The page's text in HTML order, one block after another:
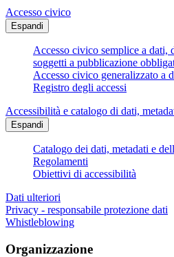
Accesso civico
Espandi
Accesso civico semplice a dati,
soggetti a pubblicazione
Accesso civico generalizzato a
Registro degli accessi
Accessibilità e catalogo di dati,
Espandi
Catalogo dei dati, metadati e
Regolamenti
Obiettivi di accessibilità
Dati ulteriori
Privacy - responsabile protezione dati
Whistleblowing
Organizzazione